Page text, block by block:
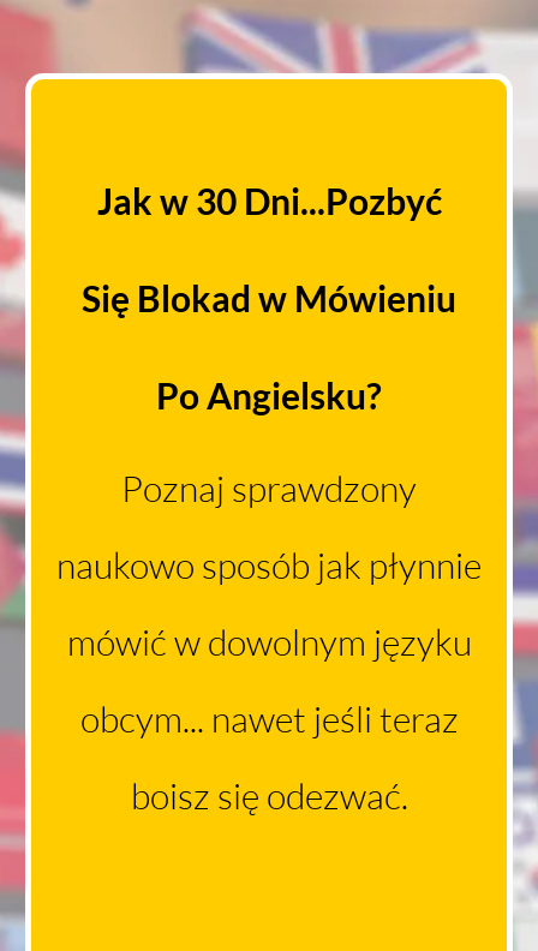
Jak w 30 Dni...P ozbyć
Się Blokad w Mówieniu
Po Angielsku ?
Poznaj sprawdzony
naukowo sposób jak płynnie
mówić w dowolnym języku
obcym... nawet jeśli teraz
boisz się odezwać.